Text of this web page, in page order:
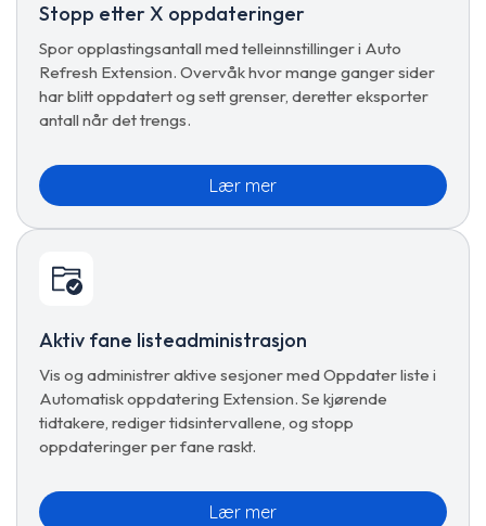
Stopp etter X oppdateringer
Spor opplastingsantall med telleinnstillinger i Auto
Refresh Extension. Overvåk hvor mange ganger sider
har blitt oppdatert og sett grenser, deretter eksporter
antall når det trengs.
Lær mer
Aktiv fane listeadministrasjon
Vis og administrer aktive sesjoner med Oppdater liste i
Automatisk oppdatering Extension. Se kjørende
tidtakere, rediger tidsintervallene, og stopp
oppdateringer per fane raskt.
Lær mer